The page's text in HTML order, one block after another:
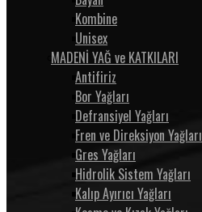
Kombine
Unisex
MADENİ YAĞ ve KATKILARI
Antifiriz
Bor Yağları
Defransiyel Yağları
Fren ve Direksiyon Yağları
Gres Yağları
Hidrolik Sistem Yağları
Kalıp Ayırıcı Yağları